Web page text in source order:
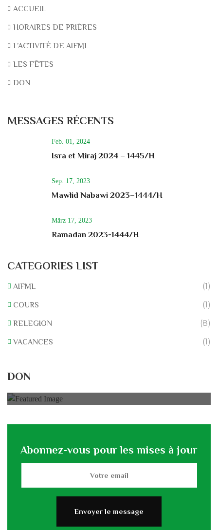
ACCUEIL
HORAIRES DE PRIÈRES
L’ACTIVITÉ DE AIFML
LES FÊTES
DON
MESSAGES RÉCENTS
Feb. 01, 2024
Isra et Miraj 2024 – 1445/H
Sep. 17, 2023
Mawlid Nabawi 2023–1444/H
März 17, 2023
Ramadan 2023-1444/H
CATEGORIES LIST
AIFML (1)
COURS (1)
RELEGION (8)
VACANCES (1)
DON
Abonnez-vous pour les mises à jour